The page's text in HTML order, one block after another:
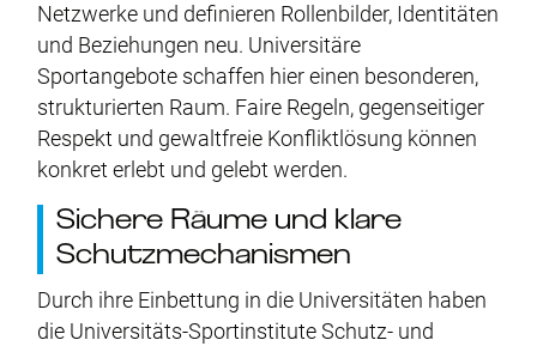
Netzwerke und definieren Rollenbilder, Identitäten
und Beziehungen neu. Universitäre
Sportangebote schaffen hier einen besonderen,
strukturierten Raum. Faire Regeln, gegenseitiger
Respekt und gewaltfreie Konfliktlösung können
konkret erlebt und gelebt werden.
Sichere Räume und klare
Schutzmechanismen
Durch ihre Einbettung in die Universitäten haben
die Universitäts-Sportinstitute Schutz- und